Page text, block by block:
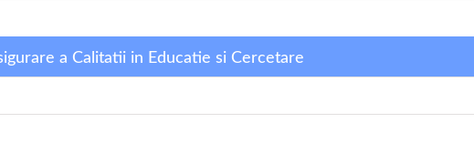
a Calitatii in Educatie si Cercetare